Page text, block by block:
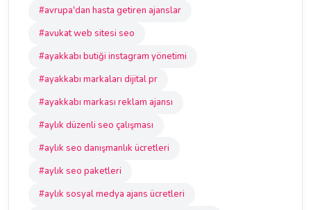
#avrupa'dan hasta getiren ajanslar
#avukat web sitesi seo
#ayakkabı butiği instagram yönetimi
#ayakkabı markaları dijital pr
#ayakkabı markası reklam ajansı
#aylık düzenli seo çalışması
#aylık seo danışmanlık ücretleri
#aylık seo paketleri
#aylık sosyal medya ajans ücretleri